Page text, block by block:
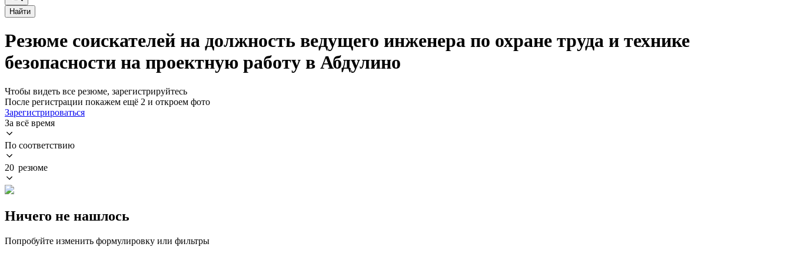
Найти
Резюме соискателей на должность ведущего инженера по охране труда и технике
безопасности на проектную работу в Абдулино
Чтобы видеть все резюме, зарегистрируйтесь
После регистрации покажем ещё 2 и откроем фото
Зарегистрироваться
За всё время
По соответствию
20 резюме
Ничего не нашлось
Попробуйте изменить формулировку или фильтры